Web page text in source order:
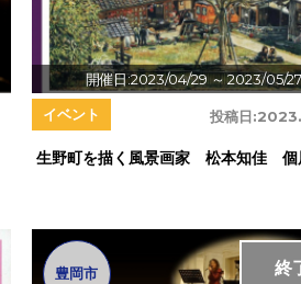
開催日:2023/04/29～ 2023/05/
投稿日:
イベント
生野町を描く風景画家 松本知佳 個
終
豊岡市